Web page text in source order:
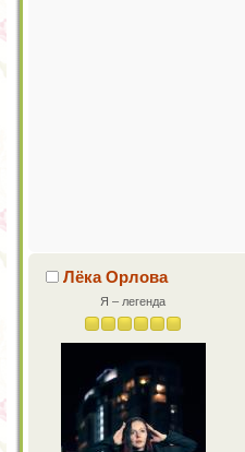
Лёка Орлова
Я – легенда